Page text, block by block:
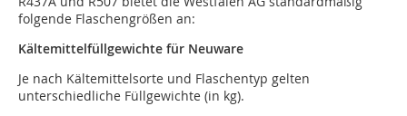
folgende Flaschengrößen an:
Kältemittelfüllgewichte für Neuware
Je nach Kältemittelsorte und Flaschen­typ gelten
unterschiedliche Füllgewichte (in kg).